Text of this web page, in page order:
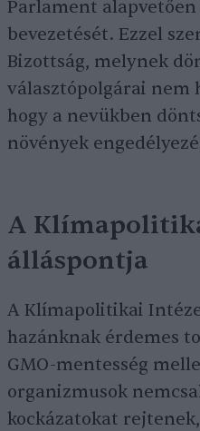
Parlament
bevezetését. Ezzel
Bizottság, melynek
választópolgárai nem
hogy a nevükben
növények
A
álláspontja
A Klímapolitikai
hazánknak érdemes
GMO-mentesség
organizmusok
kockázatokat